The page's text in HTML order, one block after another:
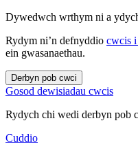
Dywedwch wrthym ni a
Rydym ni’n defnyddio cwcis i
ein gwasanaethau.
Derbyn pob cwci
Gosod dewisiadau cwcis
Rydych chi wedi derbyn pob
Cuddio